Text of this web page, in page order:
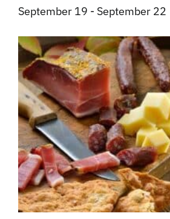
September 19 - September 22